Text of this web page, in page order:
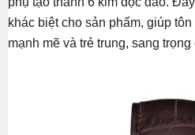
khác biệt cho sản phẩm, giúp
mạnh mẽ và trẻ trung, sang